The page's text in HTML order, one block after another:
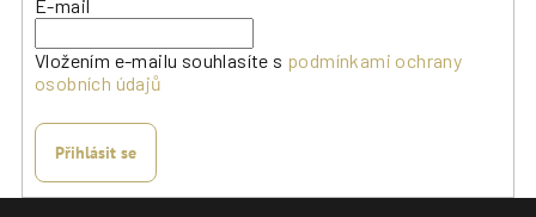
E-mail
Vložením e-mailu souhlasíte s podmínkami ochrany
osobních údajů
Přihlásit se